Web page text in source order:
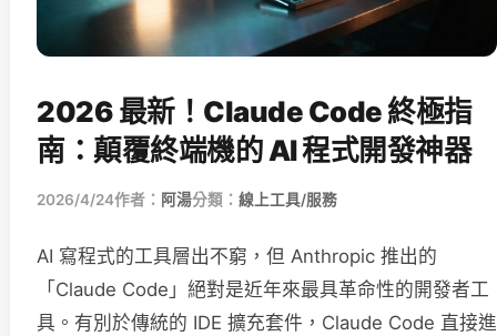
2026 最新！Claude Code 終極指
南：顛覆終端機的 AI 程式開發神器
2026/4/24作者： 阿湯分類： 線上工具/服務
AI 寫程式的工具層出不窮，但 Anthropic 推出的
「Claude Code」絕對是近年來最具革命性的開發者工
具。有別於傳統的 IDE 擴充套件，Claude Code 直接進